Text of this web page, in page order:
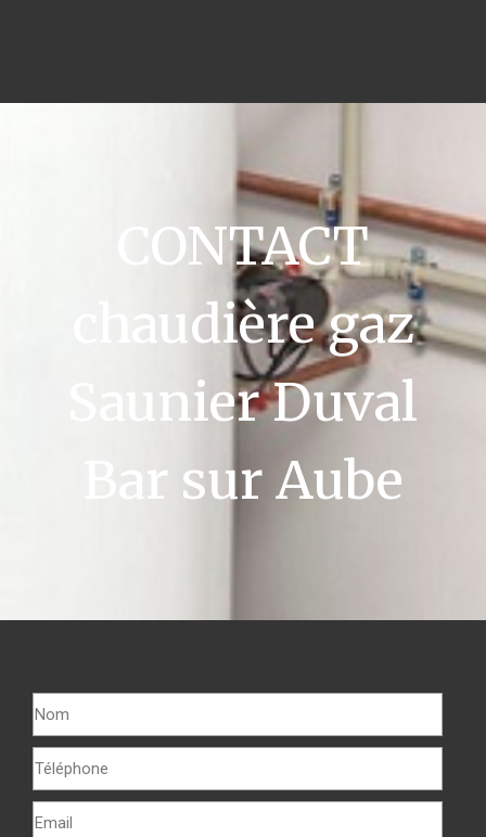
CONTACT
chaudière gaz
Saunier Duval
Bar sur Aube